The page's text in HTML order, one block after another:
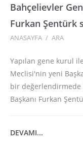
Bahçelievler
Furkan Şentürk
ANASAYFA / ARA
Yapılan gene kurul
Meclisi'nin yeni
bir değerlendirmede
Başkanı Furkan
DEVAMI...